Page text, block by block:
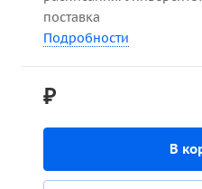
поставка
Подробности
₽
В